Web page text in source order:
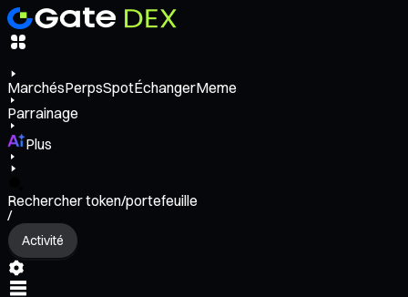
MarchésPerpsSpotÉchangerMeme
Parrainage
Plus
Rechercher token/portefeuille
/
Activité